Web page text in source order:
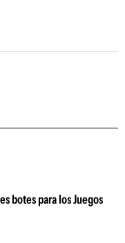
botes para los Juegos